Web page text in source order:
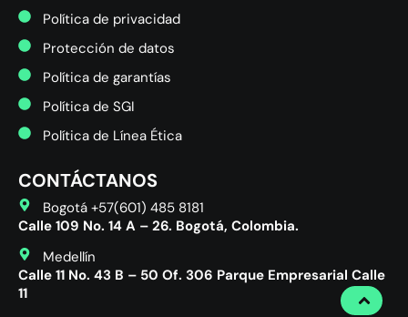
Política de privacidad
Protección de datos
Política de garantías
Política de SGI
Política de Línea Ética
CONTÁCTANOS
Bogotá +57(601) 485 8181
Calle 109 No. 14 A – 26. Bogotá, Colombia.
Medellín
Calle 11 No. 43 B – 50 Of. 306 Parque Empresarial Calle
11